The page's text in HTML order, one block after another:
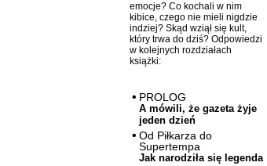
emocje? Co kochali w nim
kibice, czego nie mieli nigdzie
indziej? Skąd wziął się kult,
który trwa do dziś? Odpowiedzi
w kolejnych rozdziałach
książki:
PROLOG
A mówili, że gazeta żyje
jeden dzień
Od Piłkarza do
Supertempa
Jak narodziła się legenda